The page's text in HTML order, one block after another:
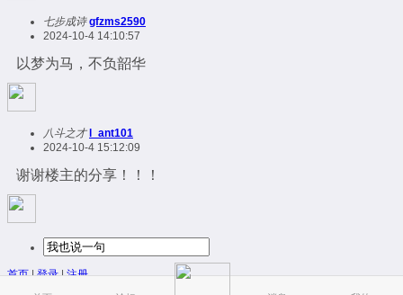
七步成诗 gfzms2590
2024-10-4 14:10:57
以梦为马，不负韶华
八斗之才
l_ant101
2024-10-4 15:12:09
谢谢楼主的分享！！！
首页|登录|注册